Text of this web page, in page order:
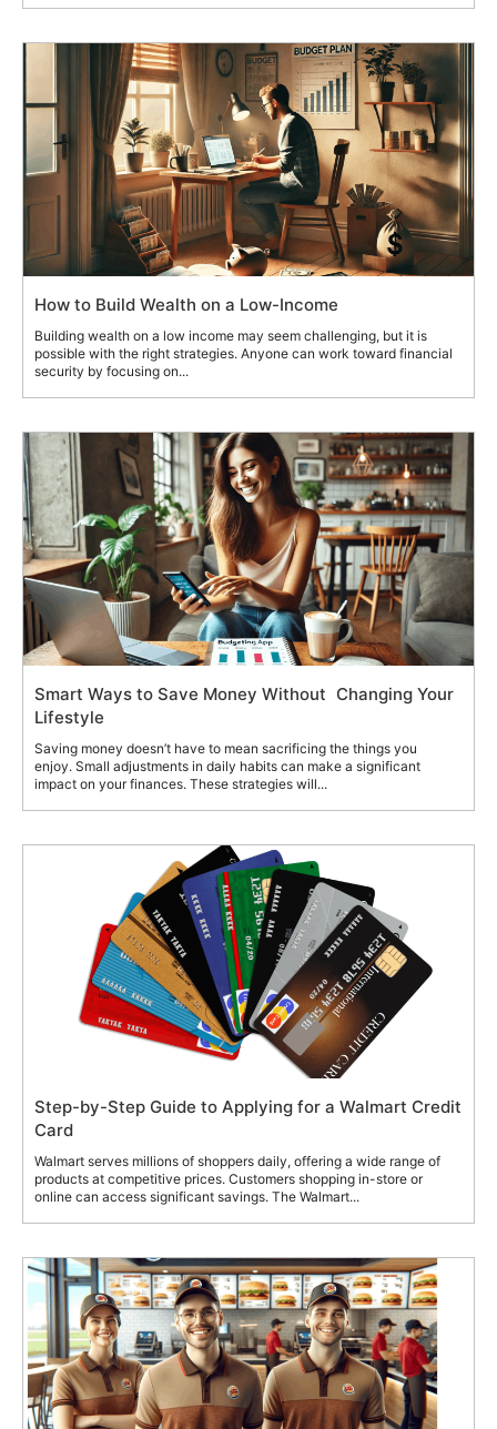
How to Build Wealth on a Low-Income
Building wealth on a low income may seem challenging, but it is
possible with the right strategies. Anyone can work toward financial
security by focusing on...
Smart Ways to Save Money Without Changing Your
Lifestyle
Saving money doesn’t have to mean sacrificing the things you
enjoy. Small adjustments in daily habits can make a significant
impact on your finances. These strategies will...
Step-by-Step Guide to Applying for a Walmart Credit
Card
Walmart serves millions of shoppers daily, offering a wide range of
products at competitive prices. Customers shopping in-store or
online can access significant savings. The Walmart...